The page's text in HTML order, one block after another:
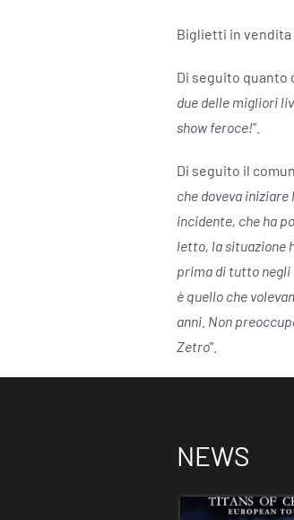
Biglietti in vendita
Di seguito quanto
due delle migliori
show feroce!”.
Di seguito il
che doveva
incidente, che ha
letto, la situazione
prima di tutto negli
è quello che
anni. Non
Zetro”.
NEWS